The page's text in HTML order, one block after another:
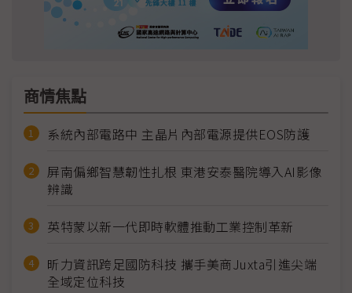
商情焦點
系統內部電路中 主晶片內部電源提供EOS防護
屏南偏鄉智慧韌性扎根 東港安泰醫院導入AI影像
辨識
英特蒙以新一代即時軟體推動工業控制革新
昕力資訊跨足國防科技 攜手美商Juxta引進尖端
全域定位科技